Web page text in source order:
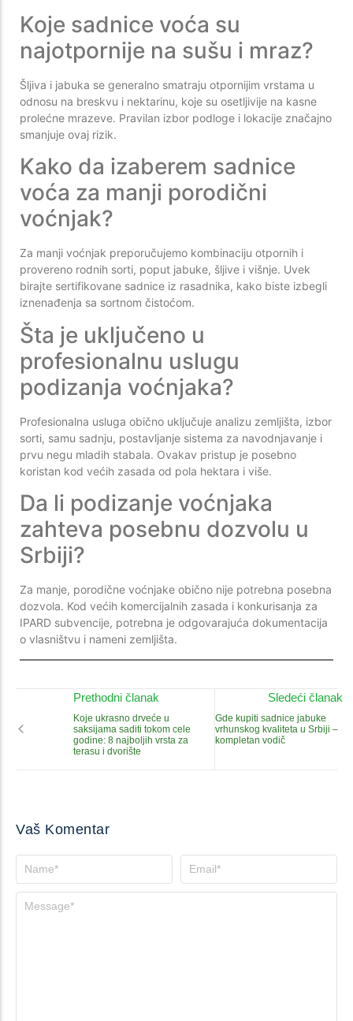
Koje sadnice voća su
najotpornije na sušu i mraz?
Šljiva i jabuka se generalno smatraju otpornijim vrstama u
odnosu na breskvu i nektarinu, koje su osetljivije na kasne
prolećne mrazeve. Pravilan izbor podloge i lokacije značajno
smanjuje ovaj rizik.
Kako da izaberem sadnice
voća za manji porodični
voćnjak?
Za manji voćnjak preporučujemo kombinaciju otpornih i
provereno rodnih sorti, poput jabuke, šljive i višnje. Uvek
birajte sertifikovane sadnice iz rasadnika, kako biste izbegli
iznenađenja sa sortnom čistoćom.
Šta je uključeno u
profesionalnu uslugu
podizanja voćnjaka?
Profesionalna usluga obično uključuje analizu zemljišta, izbor
sorti, samu sadnju, postavljanje sistema za navodnjavanje i
prvu negu mladih stabala. Ovakav pristup je posebno
koristan kod većih zasada od pola hektara i više.
Da li podizanje voćnjaka
zahteva posebnu dozvolu u
Srbiji?
Za manje, porodične voćnjake obično nije potrebna posebna
dozvola. Kod većih komercijalnih zasada i konkurisanja za
IPARD subvencije, potrebna je odgovarajuća dokumentacija
o vlasništvu i nameni zemljišta.
Prethodni članak
Koje ukrasno drveće u
saksijama saditi tokom cele
godine: 8 najboljih vrsta za
terasu i dvorište
Sledeći članak
Gde kupiti sadnice jabuke
vrhunskog kvaliteta u Srbiji –
kompletan vodič
Vaš Komentar